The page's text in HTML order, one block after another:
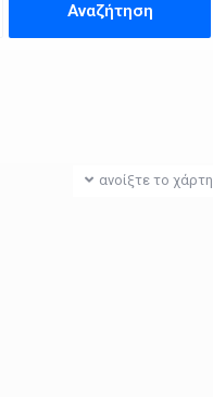
ανοίξτε το χάρτη